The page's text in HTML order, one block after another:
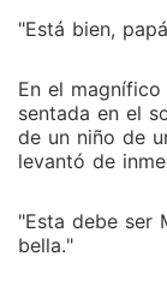
"Está bien,
En el
sentada en el
de un niño de
levantó de
"Esta debe ser
bella."